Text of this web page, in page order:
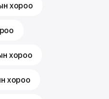
хороо
хороо
хороо